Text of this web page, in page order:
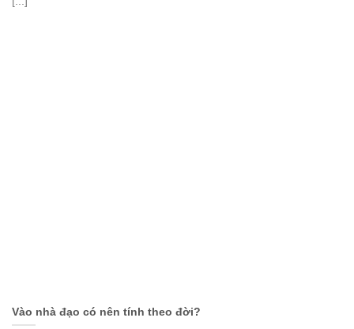
Vào nhà đạo có nên tính theo đời?